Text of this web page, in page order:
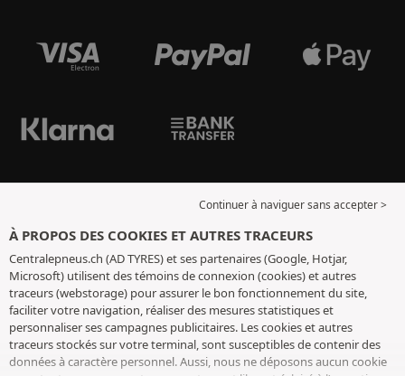
Continuer à naviguer sans accepter >
À PROPOS DES COOKIES ET AUTRES TRACEURS
Centralepneus.ch (AD TYRES) et ses partenaires (Google, Hotjar,
Microsoft) utilisent des témoins de connexion (cookies) et autres
traceurs (webstorage) pour assurer le bon fonctionnement du site,
faciliter votre navigation, réaliser des mesures statistiques et
personnaliser ses campagnes publicitaires. Les cookies et autres
traceurs stockés sur votre terminal, sont susceptibles de contenir des
données à caractère personnel. Aussi, nous ne déposons aucun cookie